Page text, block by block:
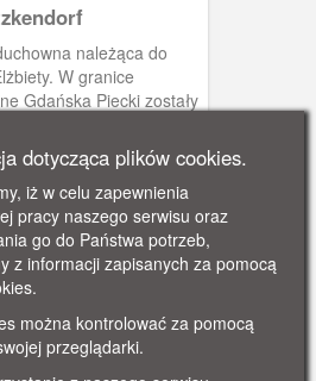
Pietzkendorf
należąca do
W granice
Gdańska Piecki zostały
Restaurant und
Lokal był
Blocka.
następcy tronu
dotycząca plików cookies.
iż w celu zapewnienia
pracy naszego serwisu oraz
go do Państwa potrzeb,
z informacji zapisanych za pomocą
można kontrolować za pomocą
przeglądarki.